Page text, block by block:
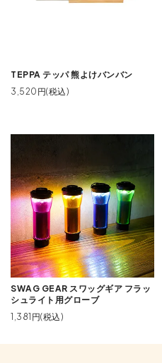
TEPPA テッパ 熊よけバンバン
3,520円(税込)
SWAG GEAR スワッグギア フラッ
シュライト用グローブ
1,381円(税込)